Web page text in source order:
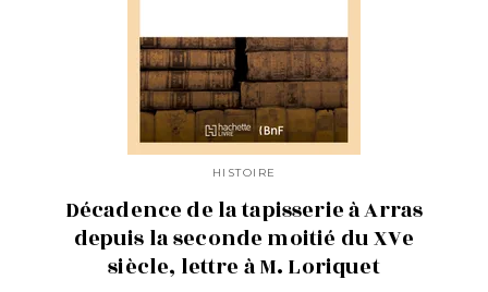
HISTOIRE
Décadence de la tapisserie à Arras
depuis la seconde moitié du XVe
siècle, lettre à M. Loriquet